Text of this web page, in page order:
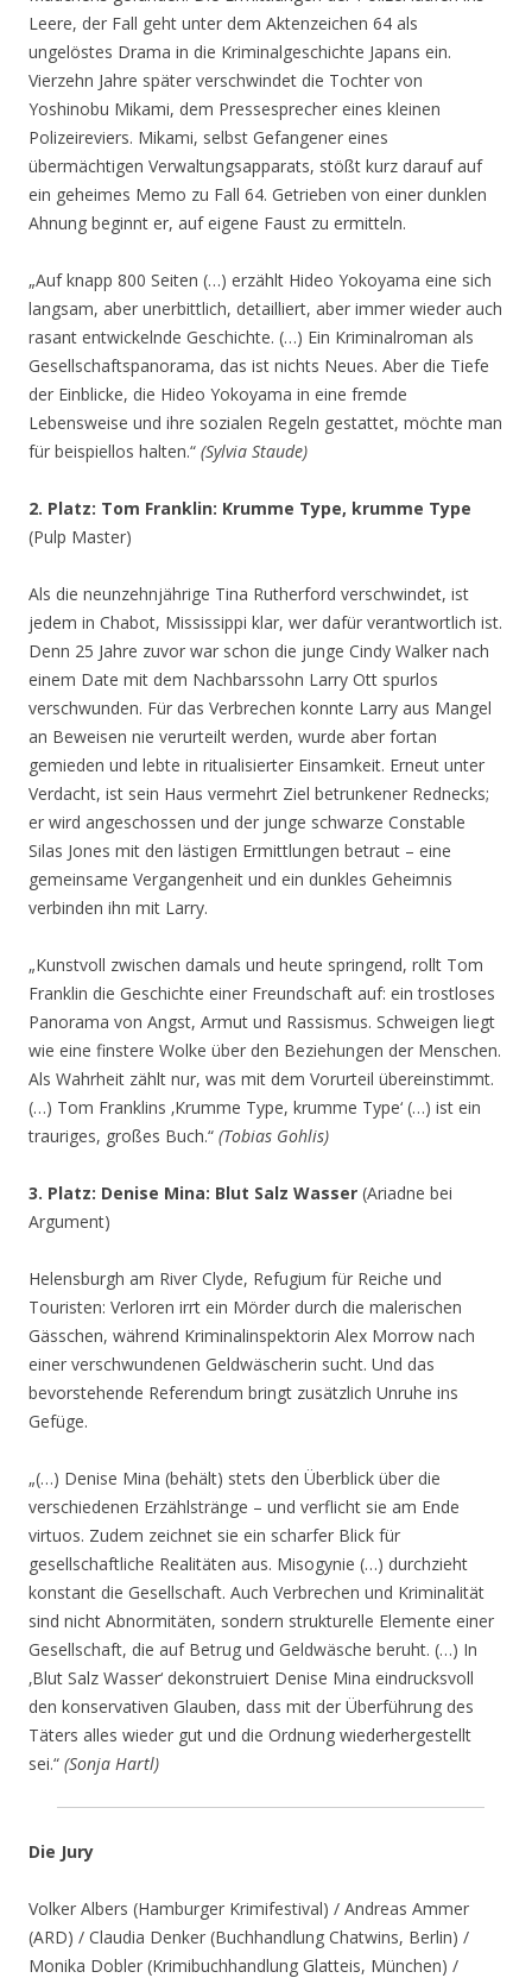
Leere, der Fall geht unter dem Aktenzeichen 64 als
ungelöstes Drama in die Kriminalgeschichte Japans ein.
Vierzehn Jahre später verschwindet die Tochter von
Yoshinobu Mikami, dem Pressesprecher eines kleinen
Polizeireviers. Mikami, selbst Gefangener eines
übermächtigen Verwaltungsapparats, stößt kurz darauf auf
ein geheimes Memo zu Fall 64. Getrieben von einer dunklen
Ahnung beginnt er, auf eigene Faust zu ermitteln.
„Auf knapp 800 Seiten (…) erzählt Hideo Yokoyama eine sich
langsam, aber unerbittlich, detailliert, aber immer wieder auch
rasant entwickelnde Geschichte. (…) Ein Kriminalroman als
Gesellschaftspanorama, das ist nichts Neues. Aber die Tiefe
der Einblicke, die Hideo Yokoyama in eine fremde
Lebensweise und ihre sozialen Regeln gestattet, möchte man
für beispiellos halten.“ (Sylvia Staude)
2. Platz: Tom Franklin: Krumme Type, krumme Type
(Pulp Master)
Als die neunzehnjährige Tina Rutherford verschwindet, ist
jedem in Chabot, Mississippi klar, wer dafür verantwortlich ist.
Denn 25 Jahre zuvor war schon die junge Cindy Walker nach
einem Date mit dem Nachbarssohn Larry Ott spurlos
verschwunden. Für das Verbrechen konnte Larry aus Mangel
an Beweisen nie verurteilt werden, wurde aber fortan
gemieden und lebte in ritualisierter Einsamkeit. Erneut unter
Verdacht, ist sein Haus vermehrt Ziel betrunkener Rednecks;
er wird angeschossen und der junge schwarze Constable
Silas Jones mit den lästigen Ermittlungen betraut – eine
gemeinsame Vergangenheit und ein dunkles Geheimnis
verbinden ihn mit Larry.
„Kunstvoll zwischen damals und heute springend, rollt Tom
Franklin die Geschichte einer Freundschaft auf: ein trostloses
Panorama von Angst, Armut und Rassismus. Schweigen liegt
wie eine finstere Wolke über den Beziehungen der Menschen.
Als Wahrheit zählt nur, was mit dem Vorurteil übereinstimmt.
(…) Tom Franklins ‚Krumme Type, krumme Type‘ (…) ist ein
trauriges, großes Buch.“ (Tobias Gohlis)
3. Platz: Denise Mina: Blut Salz Wasser (Ariadne bei
Argument)
Helensburgh am River Clyde, Refugium für Reiche und
Touristen: Verloren irrt ein Mörder durch die malerischen
Gässchen, während Kriminalinspektorin Alex Morrow nach
einer verschwundenen Geldwäscherin sucht. Und das
bevorstehende Referendum bringt zusätzlich Unruhe ins
Gefüge.
„(…) Denise Mina (behält) stets den Überblick über die
verschiedenen Erzählstränge – und verflicht sie am Ende
virtuos. Zudem zeichnet sie ein scharfer Blick für
gesellschaftliche Realitäten aus. Misogynie (…) durchzieht
konstant die Gesellschaft. Auch Verbrechen und Kriminalität
sind nicht Abnormitäten, sondern strukturelle Elemente einer
Gesellschaft, die auf Betrug und Geldwäsche beruht. (…) In
‚Blut Salz Wasser‘ dekonstruiert Denise Mina eindrucksvoll
den konservativen Glauben, dass mit der Überführung des
Täters alles wieder gut und die Ordnung wiederhergestellt
sei.“ (Sonja Hartl)
Die Jury
Volker Albers (Hamburger Krimifestival) / Andreas Ammer
(ARD) / Claudia Denker (Buchhandlung Chatwins, Berlin) /
Monika Dobler (Krimibuchhandlung Glatteis, München) /